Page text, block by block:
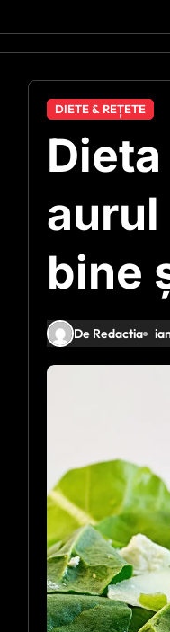
DIETE & REȚETE
bine
De Redactia